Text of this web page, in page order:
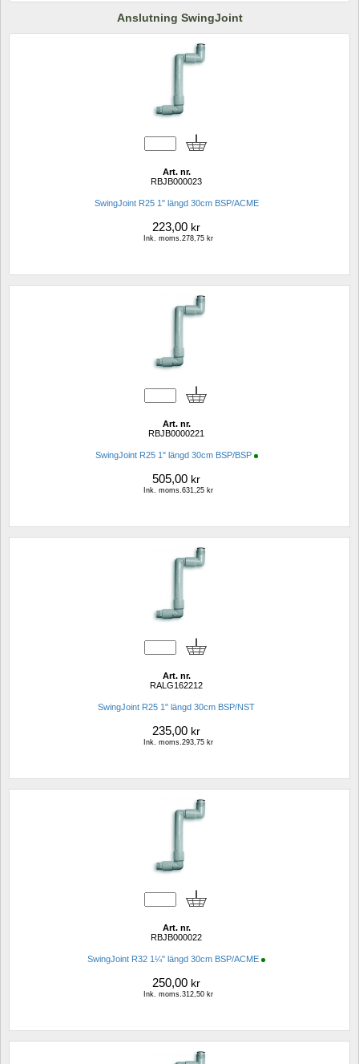
Anslutning SwingJoint
Art. nr.
RBJB000023
SwingJoint R25 1" längd 30cm BSP/ACME
223,00 kr
Ink. moms.278,75 kr
Art. nr.
RBJB0000221
SwingJoint R25 1" längd 30cm BSP/BSP
505,00 kr
Ink. moms.631,25 kr
Art. nr.
RALG162212
SwingJoint R25 1" längd 30cm BSP/NST
235,00 kr
Ink. moms.293,75 kr
Art. nr.
RBJB000022
SwingJoint R32 1¼" längd 30cm BSP/ACME
250,00 kr
Ink. moms.312,50 kr